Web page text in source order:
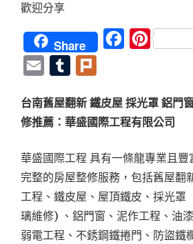
歡迎分享
Share Facebook
Email Tumblr
台南舊屋翻新 鐵皮屋 採光罩 鋁門
修推薦：華盛國際工程有限公司
華盛國際工程 具有一條龍專業且
完整的房屋整修服務，包括舊屋翻
工程、鐵皮屋、屋頂鐵皮、採光罩
璃維修) 、鋁門窗、泥作工程、油
弱電工程、不銹鋼鐵捲門、防盜鐵